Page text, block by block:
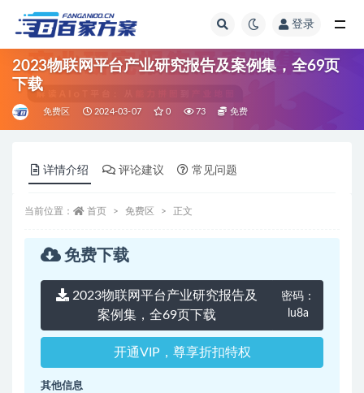
登录
2023物联网平台产业研究报告及案例集，全69页
下载
免费区 2024-03-07 0 73 免费
详情介绍 评论建议 常见问题
当前位置： 首页 免费区 正文
免费下载
2023物联网平台产业研究报告及
案例集，全69页下载
密码：
lu8a
开通VIP，尊享折扣特权
其他信息